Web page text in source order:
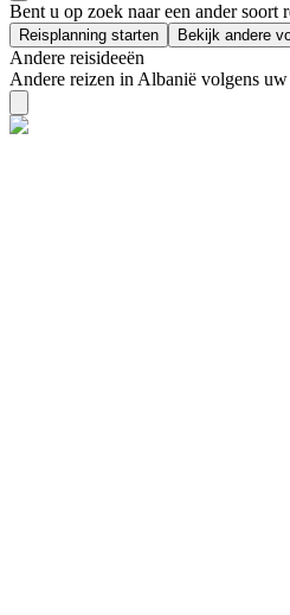
Bent u op zoek naar een ander soort
Reisplanning starten Bekijk andere
Andere reisideeën
Andere reizen in Albanië volgens uw